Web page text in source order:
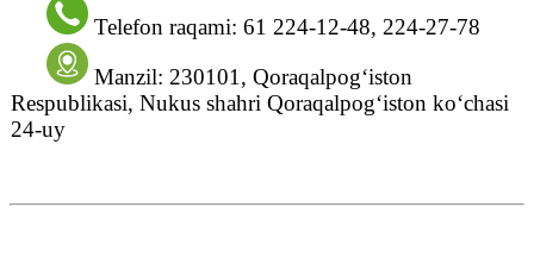
Telefon raqami: 61 224-12-48, 224-27-78
Manzil: 230101, Qoraqalpog‘iston
Respublikasi, Nukus shahri Qoraqalpog‘iston ko‘chasi
24-uy